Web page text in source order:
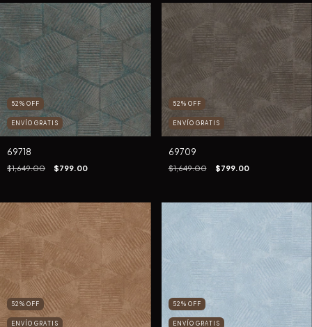
52 % OFF
ENVÍO GRATIS
69718
$1,649.00 $799.00
52 % OFF
ENVÍO GRATIS
69709
$1,649.00 $799.00
52 % OFF
ENVÍO GRATIS
52 % OFF
ENVÍO GRATIS